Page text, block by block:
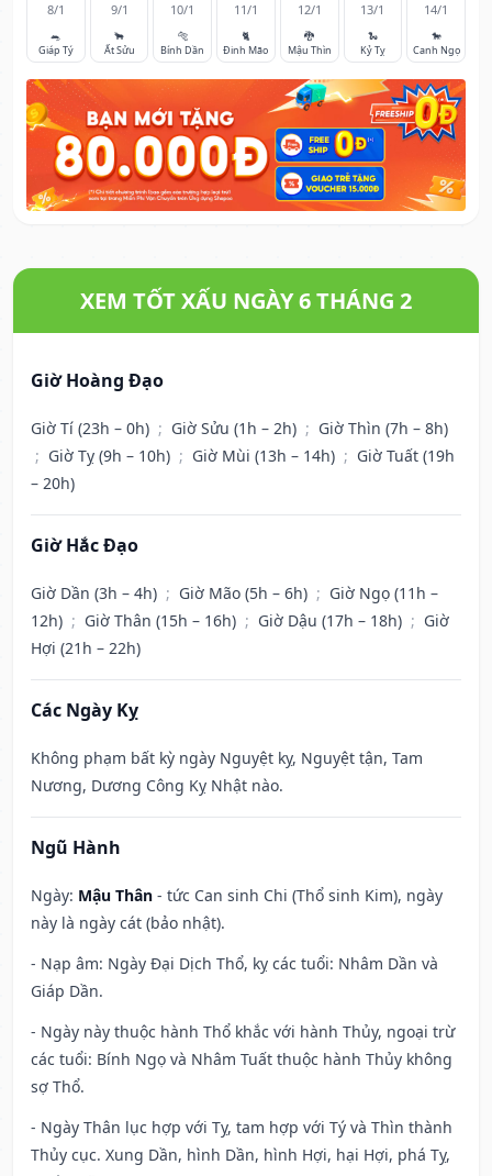
8/1
🐀
Giáp Tý
9/1
🐂
Ất Sửu
10/1
🐅
Bính Dần
11/1
🐈
Đinh Mão
12/1
🐉
Mậu Thìn
13/1
🐍
Kỷ Tỵ
14/1
🐎
Canh Ngọ
XEM TỐT XẤU NGÀY 6 THÁNG 2
Giờ Hoàng Đạo
Giờ Tí (23h – 0h) ; Giờ Sửu (1h – 2h) ; Giờ Thìn (7h – 8h)
; Giờ Tỵ (9h – 10h) ; Giờ Mùi (13h – 14h) ; Giờ Tuất (19h
– 20h)
Giờ Hắc Đạo
Giờ Dần (3h – 4h) ; Giờ Mão (5h – 6h) ; Giờ Ngọ (11h –
12h) ; Giờ Thân (15h – 16h) ; Giờ Dậu (17h – 18h) ; Giờ
Hợi (21h – 22h)
Các Ngày Kỵ
Không phạm bất kỳ ngày Nguyệt kỵ, Nguyệt tận, Tam
Nương, Dương Công Kỵ Nhật nào.
Ngũ Hành
Ngày: Mậu Thân - tức Can sinh Chi (Thổ sinh Kim), ngày
này là ngày cát (bảo nhật).
- Nạp âm: Ngày Đại Dịch Thổ, kỵ các tuổi: Nhâm Dần và
Giáp Dần.
- Ngày này thuộc hành Thổ khắc với hành Thủy, ngoại trừ
các tuổi: Bính Ngọ và Nhâm Tuất thuộc hành Thủy không
sợ Thổ.
- Ngày Thân lục hợp với Tỵ, tam hợp với Tý và Thìn thành
Thủy cục. Xung Dần, hình Dần, hình Hợi, hại Hợi, phá Tỵ,